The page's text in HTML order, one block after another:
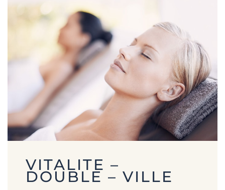
VITALITE –
DOUBLE – VILLE